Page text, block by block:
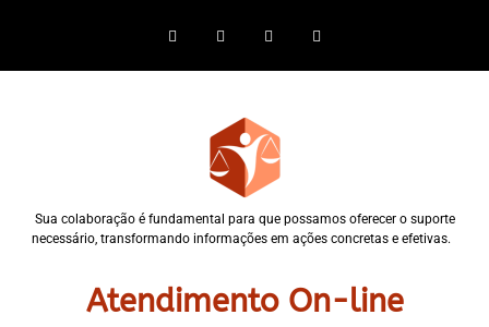
Sua colaboração é fundamental para que possamos oferecer o suporte
necessário, transformando informações em ações concretas e efetivas.
Atendimento On-line